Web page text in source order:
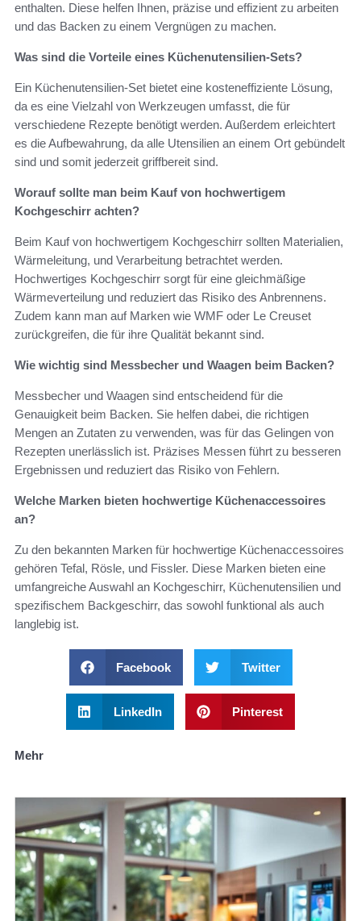
enthalten. Diese helfen Ihnen, präzise und effizient zu arbeiten
und das Backen zu einem Vergnügen zu machen.
Was sind die Vorteile eines Küchenutensilien-Sets?
Ein Küchenutensilien-Set bietet eine kosteneffiziente Lösung,
da es eine Vielzahl von Werkzeugen umfasst, die für
verschiedene Rezepte benötigt werden. Außerdem erleichtert
es die Aufbewahrung, da alle Utensilien an einem Ort gebündelt
sind und somit jederzeit griffbereit sind.
Worauf sollte man beim Kauf von hochwertigem
Kochgeschirr achten?
Beim Kauf von hochwertigem Kochgeschirr sollten Materialien,
Wärmeleitung, und Verarbeitung betrachtet werden.
Hochwertiges Kochgeschirr sorgt für eine gleichmäßige
Wärmeverteilung und reduziert das Risiko des Anbrennens.
Zudem kann man auf Marken wie WMF oder Le Creuset
zurückgreifen, die für ihre Qualität bekannt sind.
Wie wichtig sind Messbecher und Waagen beim Backen?
Messbecher und Waagen sind entscheidend für die
Genauigkeit beim Backen. Sie helfen dabei, die richtigen
Mengen an Zutaten zu verwenden, was für das Gelingen von
Rezepten unerlässlich ist. Präzises Messen führt zu besseren
Ergebnissen und reduziert das Risiko von Fehlern.
Welche Marken bieten hochwertige Küchenaccessoires
an?
Zu den bekannten Marken für hochwertige Küchenaccessoires
gehören Tefal, Rösle, und Fissler. Diese Marken bieten eine
umfangreiche Auswahl an Kochgeschirr, Küchenutensilien und
spezifischem Backgeschirr, das sowohl funktional als auch
langlebig ist.
Facebook Twitter
LinkedIn Pinterest
Mehr